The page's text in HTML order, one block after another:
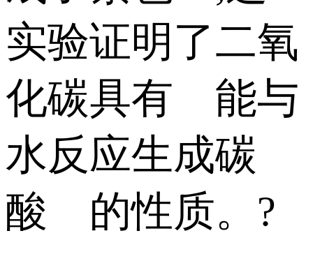
实验证明了二氧
化碳具有 能与
水反应生成碳
酸 的性质。?